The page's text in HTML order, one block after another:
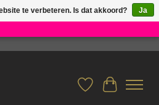
×
Verlanglijst
te verbeteren. Is dat akkoord?
Ja